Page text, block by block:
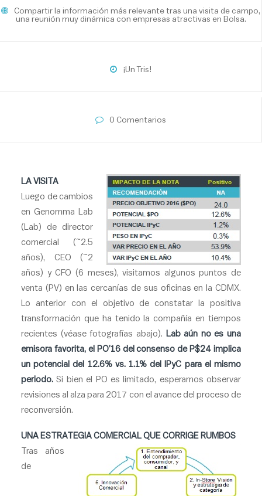
Compartir la información más relevante tras una visita de campo,
una reunión muy dinámica con empresas atractivas en Bolsa.
¡Un Tris!
0 Comentarios
LA VISITA
Luego de cambios
en Genomma Lab
(Lab) de director
comercial (~2.5
años), CEO (~2
años) y CFO (6 meses), visitamos algunos puntos de
venta (PV) en las cercanías de sus oficinas en la CDMX.
Lo anterior con el objetivo de constatar la positiva
transformación que ha tenido la compañía en tiempos
recientes (véase fotografías abajo). Lab aún no es una
emisora favorita, el PO’16 del consenso de P$24 implica
un potencial del 12.6% vs. 1.1% del IPyC para el mismo
periodo. Si bien el PO es limitado, esperamos observar
revisiones al alza para 2017 con el avance del proceso de
reconversión.
UNA ESTRATEGIA COMERCIAL QUE CORRIGE RUMBOS
Tras años
de